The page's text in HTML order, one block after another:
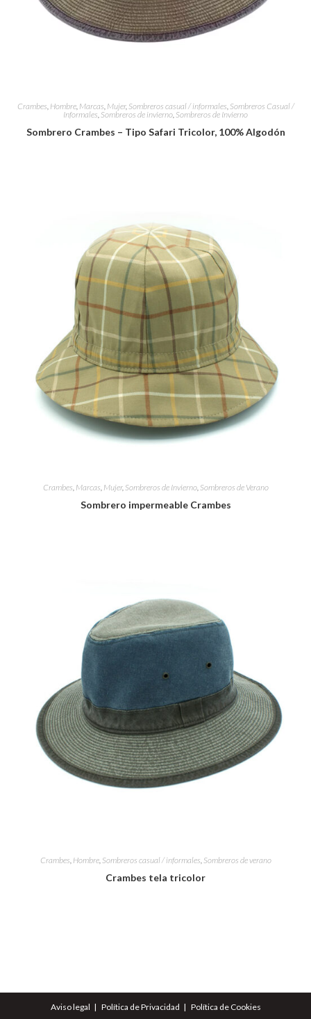
Crambes Hombre, Marcas Mujer, Sombreros casual / informales Sombreros Casual /
Informales Sombreros de invierno Sombreros de Invierno
Sombrero Crambes – Tipo Safari Tricolor, 100% Algodón
Crambes Marcas Mujer, Sombreros de Invierno, Sombreros de Verano
Sombrero impermeable Crambes
Crambes, Hombre, Sombreros casual / informales, Sombreros de verano
Crambes tela tricolor
Aviso legal Política de Privacidad Política de Cookies